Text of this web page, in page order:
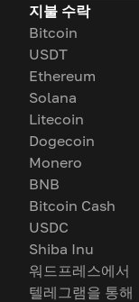
지불 수락
Bitcoin
USDT
Ethereum
Solana
Litecoin
Dogecoin
Monero
BNB
Bitcoin Cash
USDC
Shiba Inu
워드프레스에서
텔레그램을 통해